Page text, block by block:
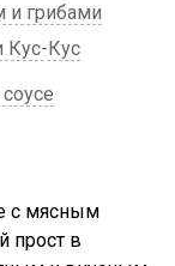
грибами
Кус-Кус
с мясным
прост в